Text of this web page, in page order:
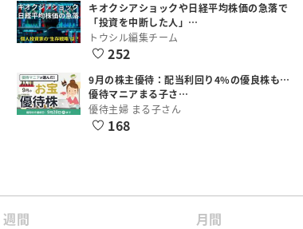
キオクシアショックや日経平均株価の急落で
「投資を中断した人」…
トウシル編集チーム
252
9月の株主優待：配当利回り4%の優良株も…
優待マニアまる子さ…
優待主婦 まる子さん
168
週間 月間